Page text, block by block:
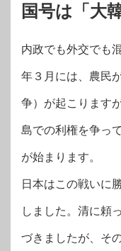
国号は「大
内政でも外交でも
年３月には、農民
争）が起こります
島での利権を争っ
が始まります。
日本はこの戦いに
しました。清に頼
づきましたが、そ